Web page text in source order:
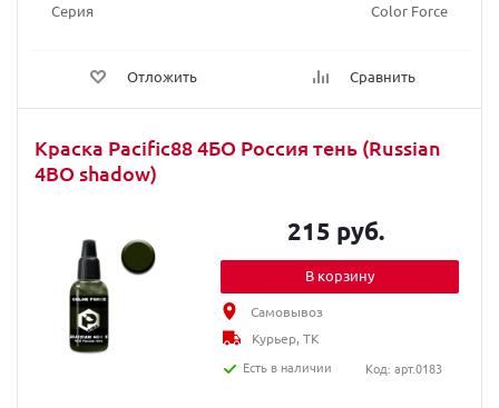
Серия
Color Force
Отложить Сравнить
Краска Pacific88 4БО Россия тень (Russian
4BO shadow)
215 руб.
В корзину
Самовывоз
Курьер, ТК
Есть в наличии
Код: арт.0183